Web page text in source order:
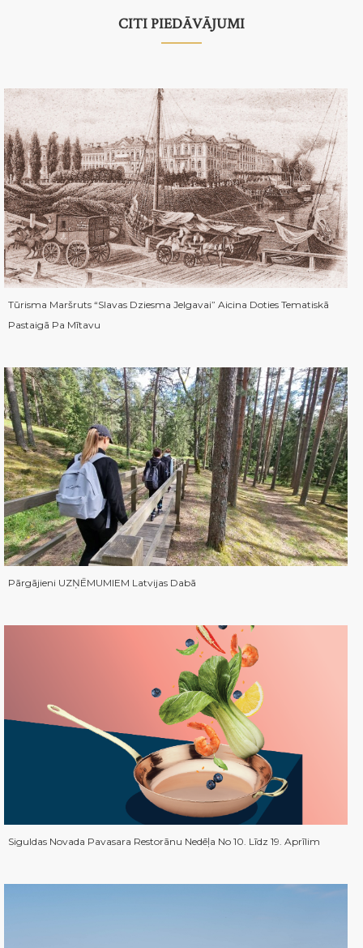
CITI PIEDĀVĀJUMI
Tūrisma Maršruts “Slavas Dziesma Jelgavai” Aicina Doties Tematiskā
Pastaigā Pa Mītavu
Pārgājieni UZŅĒMUMIEM Latvijas Dabā
Siguldas Novada Pavasara Restorānu Nedēļa No 10. Līdz 19. Aprīlim